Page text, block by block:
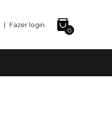
| Fazer login
0